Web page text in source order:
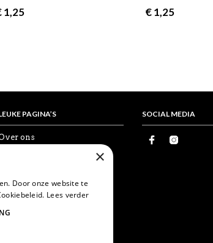
1,25 €1,25
PAGINA’S
ons
Snailmail
SOCIAL MEDIA
×
Door onze website te
Lees verder